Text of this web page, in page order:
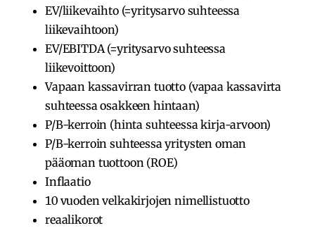
EV/liikevaihto (=yritysarvo suhteessa
liikevaihtoon)
EV/EBITDA (=yritysarvo suhteessa
liikevoittoon)
Vapaan kassavirran tuotto (vapaa kassavirta
suhteessa osakkeen hintaan)
P/B-kerroin (hinta suhteessa kirja-arvoon)
P/B-kerroin suhteessa yritysten oman
pääoman tuottoon (ROE)
Inflaatio
10 vuoden velkakirjojen nimellistuotto
reaalikorot